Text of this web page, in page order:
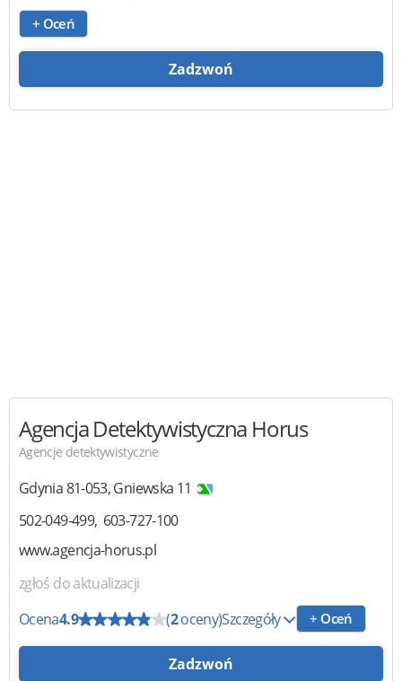
+ Oceń
Zadzwoń
Agencja Detektywistyczna Horus
Agencje detektywistyczne
Gdynia81-053,Gniewska 11
502-049-499 603-727-100
www.agencja-horus.pl
zgłoś do aktualizacji
Ocena4.9 (2oceny)Szczegóły + Oceń
Zadzwoń